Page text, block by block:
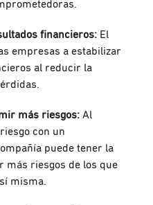
financieros: El
empresas a estabilizar
al reducir la
más riesgos: Al
con un
puede tener la
más riesgos de los que
misma.